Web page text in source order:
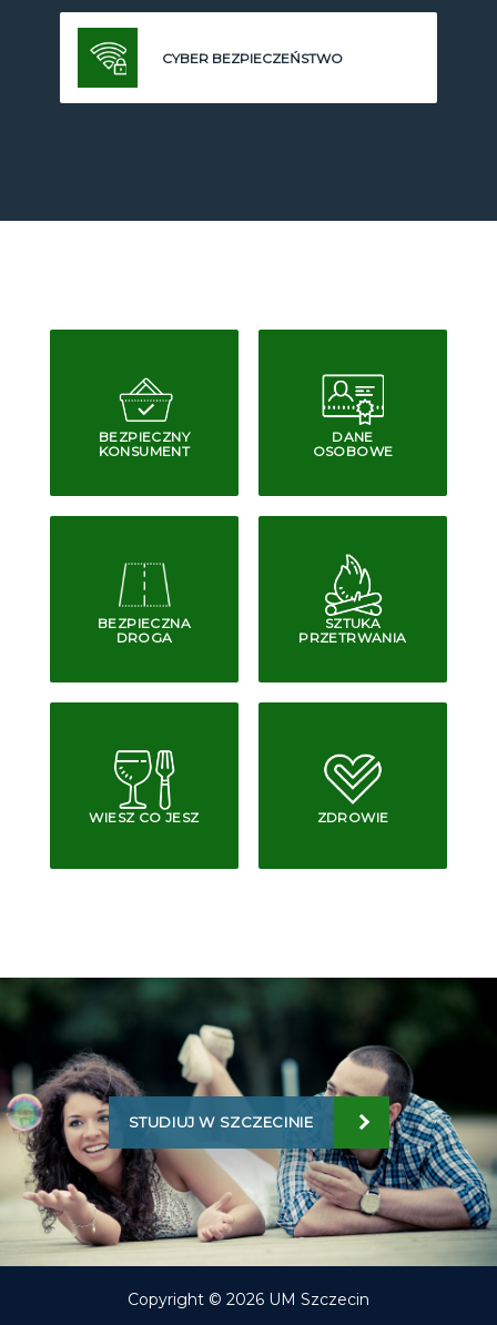
CYBER BEZPIECZEŃSTWO
BEZPIECZNY
KONSUMENT
DANE
OSOBOWE
BEZPIECZNA
DROGA
SZTUKA
PRZETRWANIA
WIESZ CO JESZ ZDROWIE
STUDIUJ W SZCZECINIE
Copyright © 2026 UM Szczecin